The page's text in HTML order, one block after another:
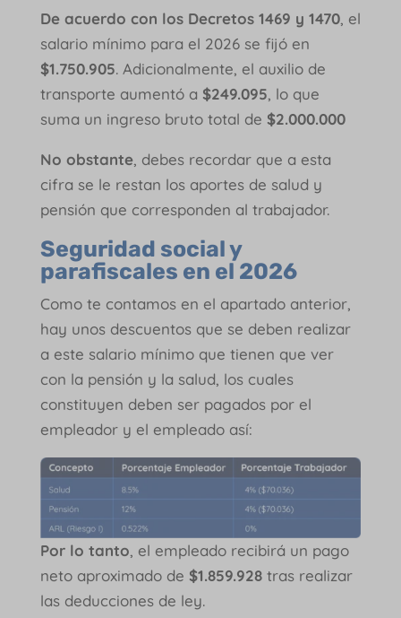
De acuerdo con los Decretos 1469 y 1470, el
salario mínimo para el 2026 se fijó en
$1.750.905. Adicionalmente, el auxilio de
transporte aumentó a $249.095, lo que
suma un ingreso bruto total de $2.000.000
No obstante, debes recordar que a esta
cifra se le restan los aportes de salud y
pensión que corresponden al trabajador.
Seguridad social y
parafiscales en el 2026
Como te contamos en el apartado anterior,
hay unos descuentos que se deben realizar
a este salario mínimo que tienen que ver
con la pensión y la salud, los cuales
constituyen deben ser pagados por el
empleador y el empleado así:
Por lo tanto, el empleado recibirá un pago
neto aproximado de $1.859.928tras realizar
las deducciones de ley.